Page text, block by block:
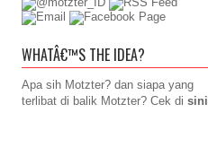
WHATÂ€™S THE IDEA?
Apa sih Motzter? dan siapa yang
terlibat di balik Motzter? Cek di sini